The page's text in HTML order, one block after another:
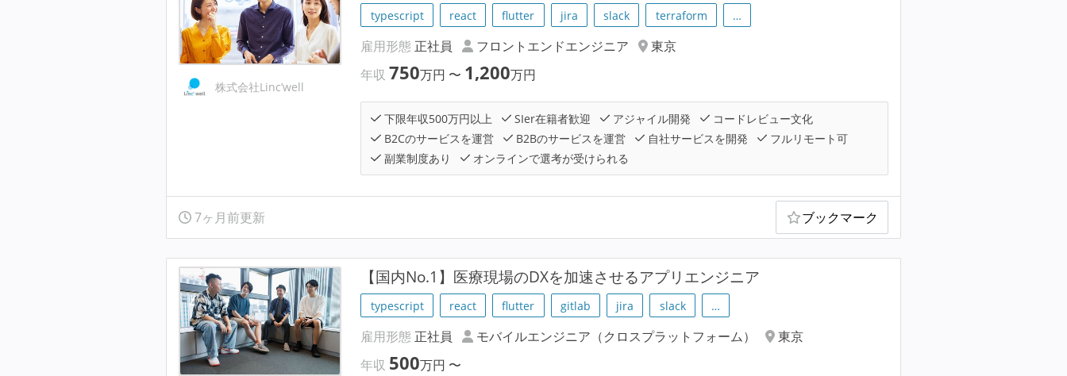
株式会社Linc’well
typescript react flutter jira slack terraform …
雇用形態 正社員 フロントエンドエンジニア
東京
年収750万円 〜 1,200万円
下限年収500万円以上 SIer在籍者歓迎 アジャイル開発
コードレビュー文化
B2Cのサービスを運営
B2Bのサービスを運営 自社サービスを開発
フルリモート可
副業制度あり
オンラインで選考が受けられる
7ヶ月前更新 ブックマーク
【国内No.1】医療現場のDXを加速させるアプリエンジニア
typescript react flutter gitlab jira slack …
雇用形態 正社員 モバイルエンジニア（クロスプラットフォーム）
東京
年収 500万円 〜